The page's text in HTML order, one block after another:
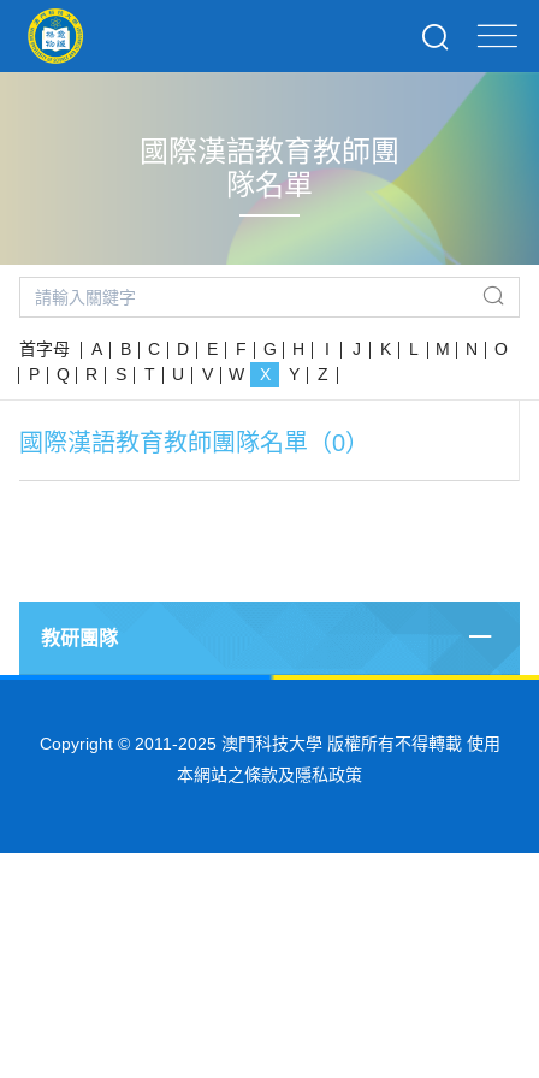
國際漢語教育教師團
隊名單
首字母 A B C D E F G H I J K L M N
O
P
Q R S T U V W X Y Z
國際漢語教育教師團隊名單（0）
教研團隊
Copyright © 2011-2025 澳門科技大學 版權所有不得轉載 使用
本網站之條款及隱私政策